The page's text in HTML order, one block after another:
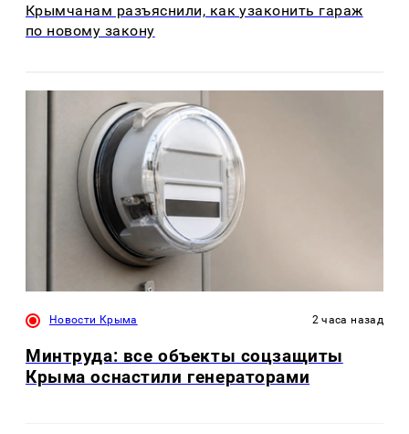
Крымчанам разъяснили, как узаконить гараж
по новому закону
Новости Крыма 2 часа назад
Минтруда: все объекты соцзащиты
Крыма оснастили генераторами